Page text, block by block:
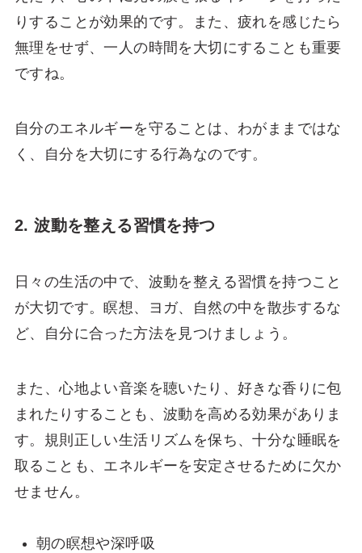
りすることが効果的です。また、疲れを感じたら
無理をせず、一人の時間を大切にすることも重要
ですね。
自分のエネルギーを守ることは、わがままではな
く、自分を大切にする行為なのです。
2. 波動を整える習慣を持つ
日々の生活の中で、波動を整える習慣を持つこと
が大切です。瞑想、ヨガ、自然の中を散歩するな
ど、自分に合った方法を見つけましょう。
また、心地よい音楽を聴いたり、好きな香りに包
まれたりすることも、波動を高める効果がありま
す。規則正しい生活リズムを保ち、十分な睡眠を
取ることも、エネルギーを安定させるために欠か
せません。
朝の瞑想や深呼吸